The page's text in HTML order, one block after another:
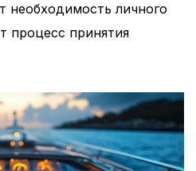
необходимость личного
процесс принятия